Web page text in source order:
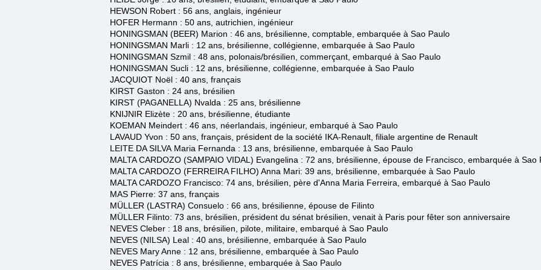
HEWSON Robert : 56 ans, anglais , ingénieur
HOFER Hermann : 50 ans, autrichien , ingénieur
HONINGSMAN (BEER) Marion : 46 ans, brésilienne , comptable, embarquée à Sao Paulo
HONINGSMAN Marli : 12 ans, brésilienne , collégienne, embarquée à Sao Paulo
HONINGSMAN Szmil : 48 ans, polonais/brésilien , commerçant, embarqué à Sao Paulo
HONINGSMAN Sucli : 12 ans, brésilienne , collégienne, embarquée à Sao Paulo
JACQUIOT Noël : 40 ans, français
KIRST Gaston : 24 ans, brésilien
KIRST (PAGANELLA) Nvalda : 25 ans, brésilienne
KNIJNIR Elizète : 20 ans, brésilienne, étudiante
KOEMAN Meindert : 46 ans, néerlandais , ingénieur, embarqué à Sao Paulo
LAVAUD Yvon : 50 ans, français, président de la société IKA-Renault, filiale argentine de Renault
LEITE DA SILVA Maria Fernanda : 13 ans, brésilienne embarquée à Sao Paulo
MALTA CARDOZO (SAMPAIO VIDAL) Evangelina : 72 ans, brésilienne, épouse de Francisco, embarquée à Sao
MALTA CARDOZO (FERREIRA FILHO) Anna Mari: 39 ans, brésilienne, embarquée à Sao Paulo
MALTA CARDOZO Francisco: 74 ans, brésilien, père d'Anna Maria Ferreira, embarqué à Sao Paulo
MAS Pierre: 37 ans, français
MÜLLER (LASTRA) Consuelo : 66 ans, brésilienne, épouse de Filinto
MÜLLER Filinto: 73 ans, brésilien, président du sénat brésilien, venait à Paris pour fêter son anniversaire
NEVES Cleber : 18 ans, brésilien, pilote , militaire, embarqué à Sao Paulo
NEVES (NILSA) Leal : 40 ans, brésilienne, embarquée à Sao Paulo
NEVES Mary Anne : 12 ans, brésilienne, embarquée à Sao Paulo
NEVES Patrícia : 8 ans, brésilienne, embarquée à Sao Paulo